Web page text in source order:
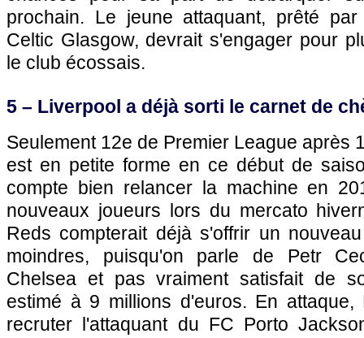
prochain. Le jeune attaquant, prêté
Celtic Glasgow, devrait s'engager pour
le club écossais.
5 – Liverpool a déjà sorti le carnet de
Seulement 12e de Premier League après
est en petite forme en ce début de
compte bien relancer la machine en
nouveaux joueurs lors du mercato
Reds compterait déjà s'offrir un
moindres, puisqu'on parle de Petr
Chelsea et pas vraiment satisfait de
estimé à 9 millions d'euros. En attaque,
recruter l'attaquant du FC Porto